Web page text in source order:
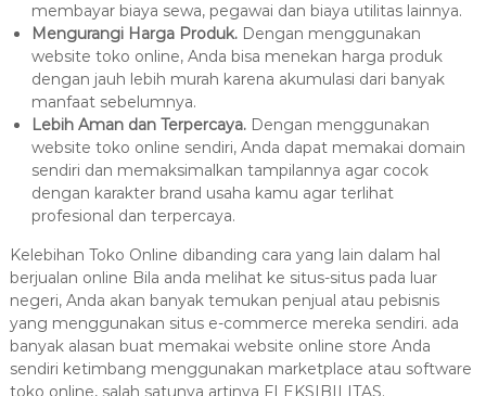
membayar biaya sewa, pegawai dan biaya utilitas lainnya.
Mengurangi Harga Produk. Dengan menggunakan
website toko online, Anda bisa menekan harga produk
dengan jauh lebih murah karena akumulasi dari banyak
manfaat sebelumnya.
Lebih Aman dan Terpercaya. Dengan menggunakan
website toko online sendiri, Anda dapat memakai domain
sendiri dan memaksimalkan tampilannya agar cocok
dengan karakter brand usaha kamu agar terlihat
profesional dan terpercaya.
Kelebihan Toko Online dibanding cara yang lain dalam hal
berjualan online Bila anda melihat ke situs-situs pada luar
negeri, Anda akan banyak temukan penjual atau pebisnis
yang menggunakan situs e-commerce mereka sendiri. ada
banyak alasan buat memakai website online store Anda
sendiri ketimbang menggunakan marketplace atau software
toko online, salah satunya artinya FLEKSIBILITAS.